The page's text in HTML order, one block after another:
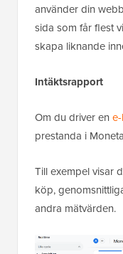
använder din
sida som får flest
skapa liknande
Intäktsrapport
Om du driver en
prestanda i
Till exempel visar
köp,
andra mätvärden.